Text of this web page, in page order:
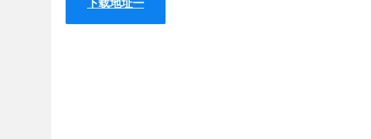
Chrome v89.0.4389.90，此更新包括5个安全修复程序。
[$500][1167357] High CVE-2021-21191: Use after free in
下载地址一